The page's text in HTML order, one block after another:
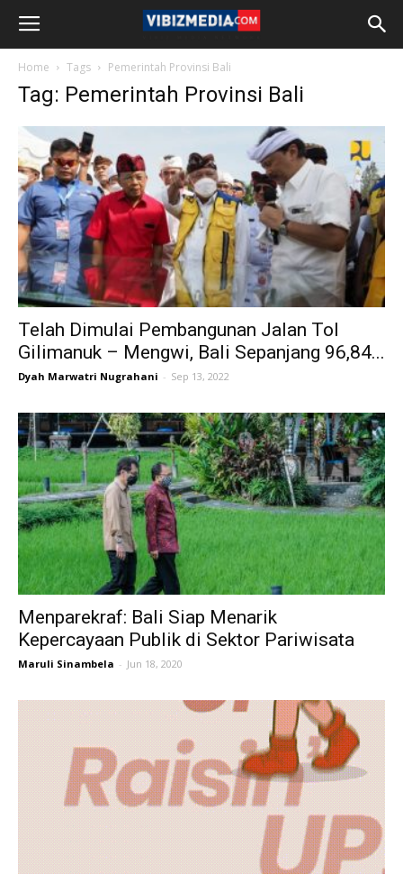
Home Tags Pemerintah Provinsi Bali
Tag: Pemerintah Provinsi Bali
Telah Dimulai Pembangunan Jalan Tol
Gilimanuk – Mengwi, Bali Sepanjang 96,84...
Dyah Marwatri Nugrahani - Sep 13, 2022
Menparekraf: Bali Siap Menarik
Kepercayaan Publik di Sektor Pariwisata
Maruli Sinambela - Jun 18, 2020